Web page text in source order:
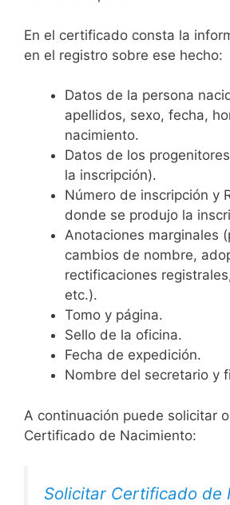
En el certificado consta la
en el registro sobre ese hecho:
Datos de la persona
apellidos, sexo, fecha,
nacimiento.
Datos de los
la inscripción).
Número de inscripción y
donde se produjo la
Anotaciones marginales
cambios de nombre,
rectificaciones
etc.).
Tomo y página.
Sello de la oficina.
Fecha de expedición.
Nombre del secretario y
A continuación puede solicitar
Certificado de Nacimiento:
Solicitar Certificado de